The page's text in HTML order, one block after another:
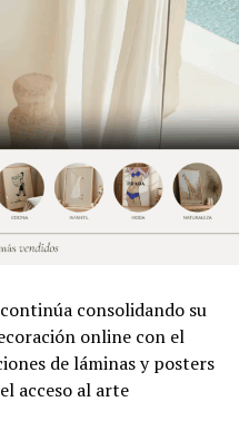
consolidando su
online con el
de láminas y posters
acceso al arte